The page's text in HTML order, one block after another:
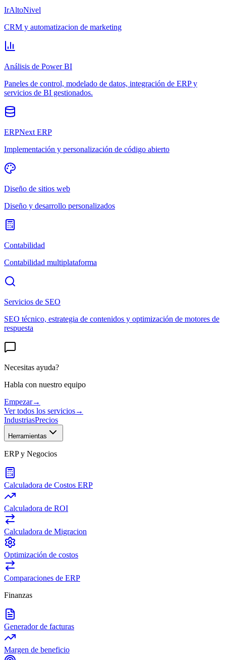
IrAltoNivel
CRM y automatizacion de marketing
Análisis de Power BI
Paneles de control, modelado de datos, integración de ERP y
servicios de BI gestionados.
ERPNext ERP
Implementación y personalización de código abierto
Diseño de sitios web
Diseño y desarrollo personalizados
Contabilidad
Contabilidad multiplataforma
Servicios de SEO
SEO técnico, estrategia de contenidos y optimización de motores de
respuesta
Necesitas ayuda?
Habla con nuestro equipo
Empezar→
Ver todos los servicios→
IndustriasPrecios
Herramientas
ERP y Negocios
Calculadora de Costos ERP
Calculadora de ROI
Calculadora de Migracion
Optimización de costos
Comparaciones de ERP
Finanzas
Generador de facturas
Margen de beneficio